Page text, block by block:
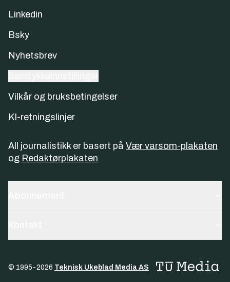
Linkedin
Bsky
Nyhetsbrev
Vilkår og bruksbetingelser
KI-retningslinjer
All journalistikk er basert på Vær varsom-plakaten
og Redaktørplakaten
© 1995-2026 Teknisk Ukeblad Media AS